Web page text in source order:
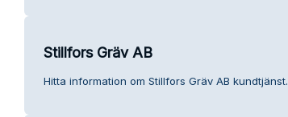
Stillfors Gräv AB
Hitta information om Stillfors Gräv AB kundtjänst.